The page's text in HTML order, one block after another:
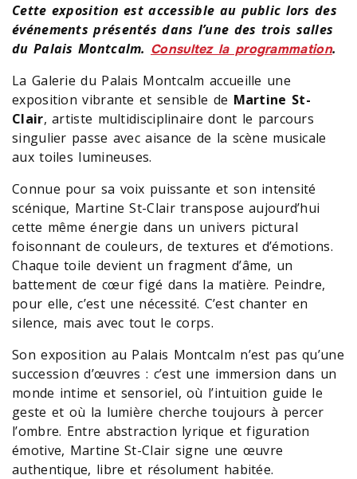
Cette exposition est accessible au public lors des
événements présentés dans l’une des trois salles
du Palais Montcalm. Consultez la programmation.
La Galerie du Palais Montcalm accueille une
exposition vibrante et sensible de Martine St-
Clair, artiste multidisciplinaire dont le parcours
singulier passe avec aisance de la scène musicale
aux toiles lumineuses.
Connue pour sa voix puissante et son intensité
scénique, Martine St-Clair transpose aujourd’hui
cette même énergie dans un univers pictural
foisonnant de couleurs, de textures et d’émotions.
Chaque toile devient un fragment d’âme, un
battement de cœur figé dans la matière. Peindre,
pour elle, c’est une nécessité. C’est chanter en
silence, mais avec tout le corps.
Son exposition au Palais Montcalm n’est pas qu’une
succession d’œuvres : c’est une immersion dans un
monde intime et sensoriel, où l’intuition guide le
geste et où la lumière cherche toujours à percer
l’ombre. Entre abstraction lyrique et figuration
émotive, Martine St-Clair signe une œuvre
authentique, libre et résolument habitée.